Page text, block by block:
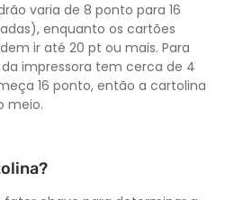
varia de 8 ponto para 16
enquanto os cartões
ir até 20 pt ou mais. Para
impressora tem cerca de 4
16 ponto, então a cartolina
meio.